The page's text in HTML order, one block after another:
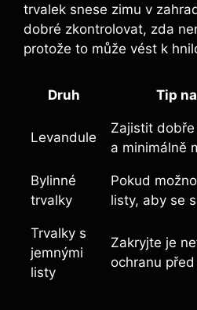
trvalek snese zimu v
dobré zkontrolovat, zda
protože to může vést k
Druh Tip
Levandule
Zajistit
a minimálně
Bylinné
trvalky
Pokud
listy, aby se
Trvalky s
jemnými
listy
Zakryjte je
ochranu